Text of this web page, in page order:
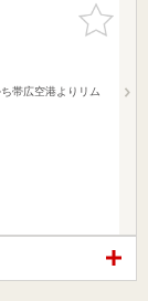
お気に入
りに追加
帯広空港よりリム